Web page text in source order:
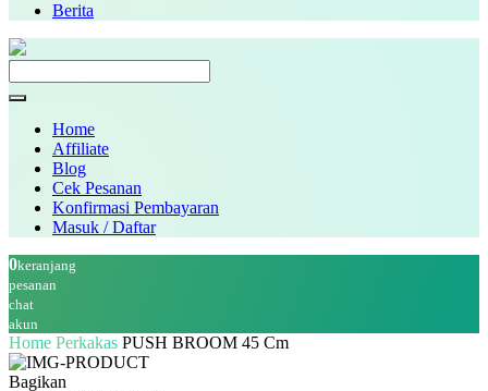
Berita
Home
Affiliate
Blog
Cek Pesanan
Konfirmasi Pembayaran
Masuk / Daftar
0keranjang
pesanan
chat
akun
Home Perkakas PUSH BROOM 45 Cm
Bagikan